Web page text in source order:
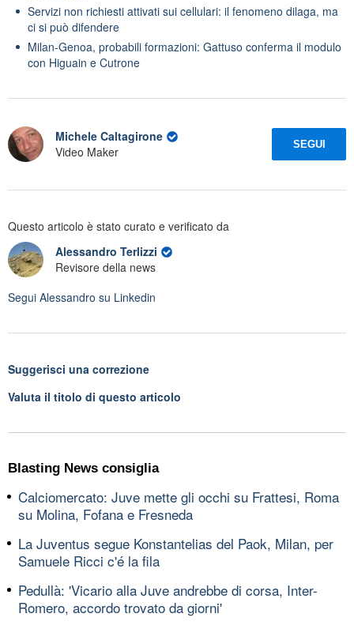
Servizi non richiesti attivati sui cellulari: il fenomeno dilaga, ma
ci si può difendere
Milan-Genoa, probabili formazioni: Gattuso conferma il modulo
con Higuain e Cutrone
Michele Caltagirone
Video Maker
SEGUI
Questo articolo è stato curato e verificato da
Alessandro Terlizzi
Revisore della news
Segui Alessandro su Linkedin
Suggerisci una correzione
Valuta il titolo di questo articolo
Blasting News consiglia
Calciomercato: Juve mette gli occhi su Frattesi, Roma
su Molina, Fofana e Fresneda
La Juventus segue Konstantelias del Paok, Milan, per
Samuele Ricci c'é la fila
Pedullà: 'Vicario alla Juve andrebbe di corsa, Inter-
Romero, accordo trovato da giorni'